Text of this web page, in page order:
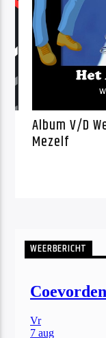
32
WEERBERICHT